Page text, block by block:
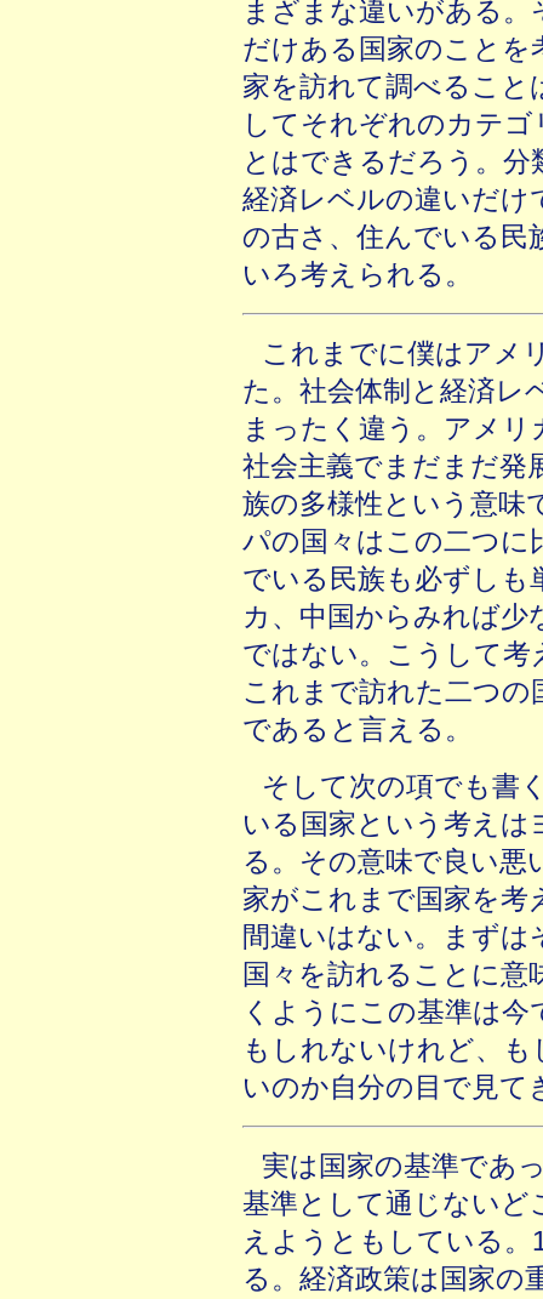
まざまな違いがある
だけある国家のことを
家を訪れて調べること
してそれぞれのカテ
とはできるだろう。
経済レベルの違いだけ
の古さ、住んでいる民
いろ考えられる。
これまでに僕はアメ
た。社会体制と経済レ
まったく違う。アメリ
社会主義でまだまだ発
族の多様性という意味
パの国々はこの二つに
でいる民族も必ずし
カ、中国からみれば少
ではない。こうして
これまで訪れた二つ
であると言える。
そして次の項でも書
いる国家という考え
る。その意味で良い悪
家がこれまで国家を
間違いはない。まず
国々を訪れることに
くようにこの基準は
もしれないけれど、
いのか自分の目で見て
実は国家の基準であ
基準として通じないど
えようともしている。
る。経済政策は国家の